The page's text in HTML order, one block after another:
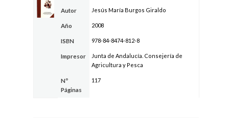
Autor Jesús María Burgos Giraldo
Año 2008
ISBN 978-84-8474-812-8
Impresor
Junta de Andalucía. Consejería de
Agricultura y Pesca
Nº
Páginas
117